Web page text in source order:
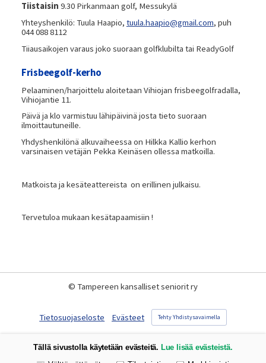
Tiistaisin 9.30 Pirkanmaan golf, Messukylä
Yhteyshenkilö: Tuula Haapio, tuula.haapio@gmail.com, puh
044 088 8112
Tiiausaikojen varaus joko suoraan golfklubilta tai ReadyGolf
Frisbeegolf-kerho
Pelaaminen/harjoittelu aloitetaan Vihiojan frisbeegolfradalla,
Vihiojantie 11.
Päivä ja klo varmistuu lähipäivinä josta tieto suoraan
ilmoittautuneille.
Yhdyshenkilönä alkuvaiheessa on Hilkka Kallio kerhon
varsinaisen vetäjän Pekka Keinäsen ollessa matkoilla.
Matkoista ja kesäteattereista on erillinen julkaisu.
Tervetuloa mukaan kesätapaamisiin !
© Tampereen kansalliset seniorit ry
Tietosuojaseloste Evästeet Tehty Yhdistysavaimella
Tällä sivustolla käytetään evästeitä. Lue lisää evästeistä.